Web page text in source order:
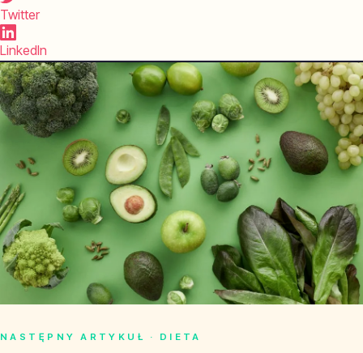
Twitter
LinkedIn
NASTĘPNY ARTYKUŁ · DIETA